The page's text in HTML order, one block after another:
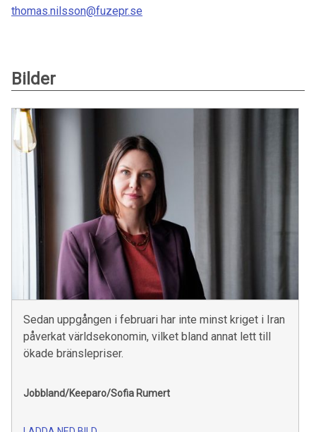
thomas.nilsson@fuzepr.se
Bilder
Sedan uppgången i februari har inte minst kriget i Iran
påverkat världsekonomin, vilket bland annat lett till
ökade bränslepriser.
Jobbland/Keeparo/Sofia Rumert